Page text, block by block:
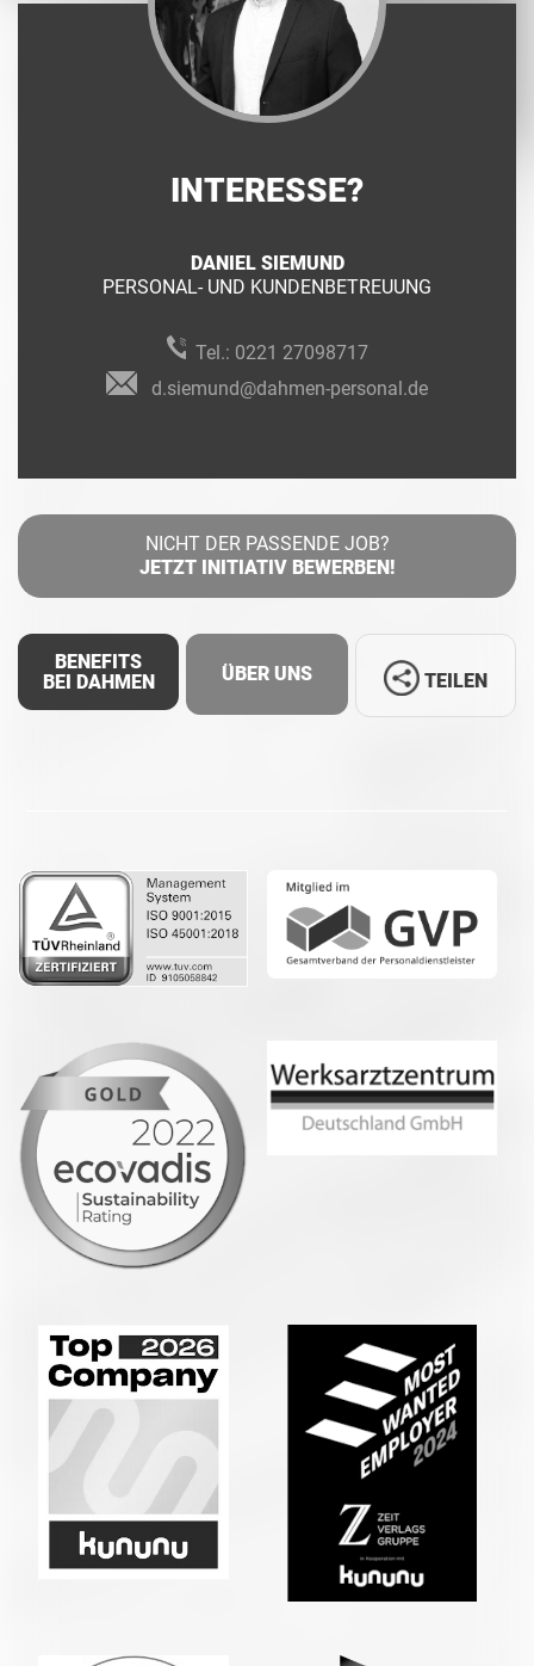
INTERESSE?
DANIEL SIEMUND
PERSONAL- UND KUNDENBETREUUNG
Tel.: 0221 27098717
d.siemund@dahmen-personal.de
NICHT DER PASSENDE JOB?
JETZT INITIATIV BEWERBEN!
BENEFITS
BEI DAHMEN
ÜBER UNS
Whatsapp
TEILEN